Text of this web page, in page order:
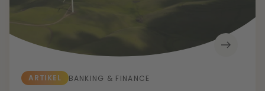
ARTIKEL BANKING & FINANCE